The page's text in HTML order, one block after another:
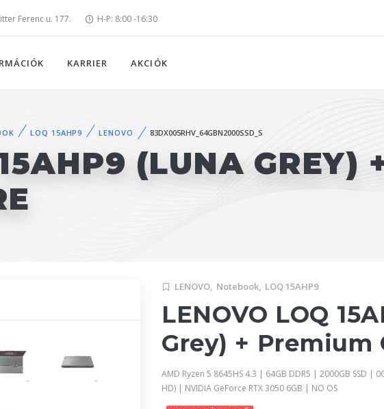
Ferenc u. 177. H-P: 8:00 -16:30
KARRIER AKCIÓK
LOQ 15AHP9 LENOVO 83DX005RHV_64GBN2000SSD_S
(LUNA GREY)
LENOVO, Notebook, LOQ 15AHP9
LENOVO LOQ
Grey) + Premium
AMD Ryzen 5 8645HS 4.3 | 64GB DDR5 | 2000GB SSD |
HD) | NVIDIA GeForce RTX 3050 6GB | NO OS